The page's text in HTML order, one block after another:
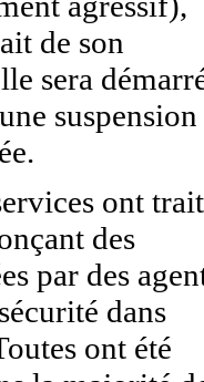
de son
sera
suspension
ont
des
par des
dans
ont été